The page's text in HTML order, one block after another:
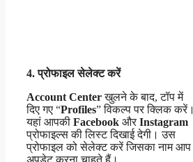
4. प्रोफाइल सेलेक्ट करें
Account Centerखुलने के बाद, टॉप में
दिए गए “Profiles” विकल्प पर क्लिक करें।
यहां आपकी Facebook और Instagram
प्रोफाइल्स की लिस्ट दिखाई देगी। उस
प्रोफाइल को सेलेक्ट करें जिसका नाम आप